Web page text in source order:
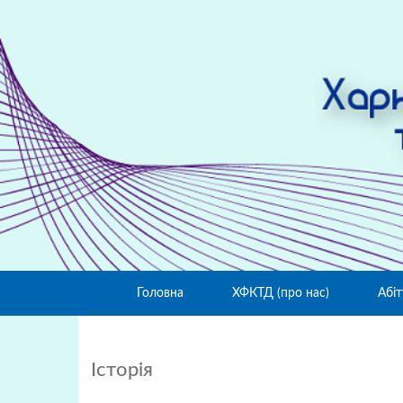
Головна ХФКТД (про нас)
Історія